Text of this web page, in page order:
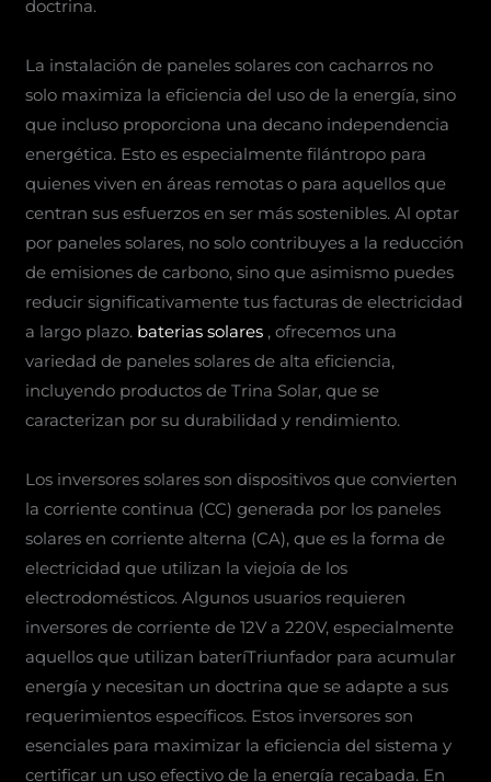
doctrina.
La instalación de paneles solares con cacharros no
solo maximiza la eficiencia del uso de la energía, sino
que incluso proporciona una decano independencia
energética. Esto es especialmente filántropo para
quienes viven en áreas remotas o para aquellos que
centran sus esfuerzos en ser más sostenibles. Al optar
por paneles solares, no solo contribuyes a la reducción
de emisiones de carbono, sino que asimismo puedes
reducir significativamente tus facturas de electricidad
a largo plazo. baterias solares , ofrecemos una
variedad de paneles solares de alta eficiencia,
incluyendo productos de Trina Solar, que se
caracterizan por su durabilidad y rendimiento.
Los inversores solares son dispositivos que convierten
la corriente continua (CC) generada por los paneles
solares en corriente alterna (CA), que es la forma de
electricidad que utilizan la viejoía de los
electrodomésticos. Algunos usuarios requieren
inversores de corriente de 12V a 220V, especialmente
aquellos que utilizan bateríTriunfador para acumular
energía y necesitan un doctrina que se adapte a sus
requerimientos específicos. Estos inversores son
esenciales para maximizar la eficiencia del sistema y
certificar un uso efectivo de la energía recabada. En